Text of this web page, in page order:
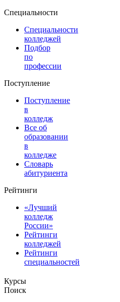
Специальности
Специальности
колледжей
Подбор
по
профессии
Поступление
Поступление
в
колледж
Все об
образовании
в
колледже
Словарь
абитуриента
Рейтинги
«Лучший
колледж
России»
Рейтинги
колледжей
Рейтинги
специальностей
Курсы
Поиск